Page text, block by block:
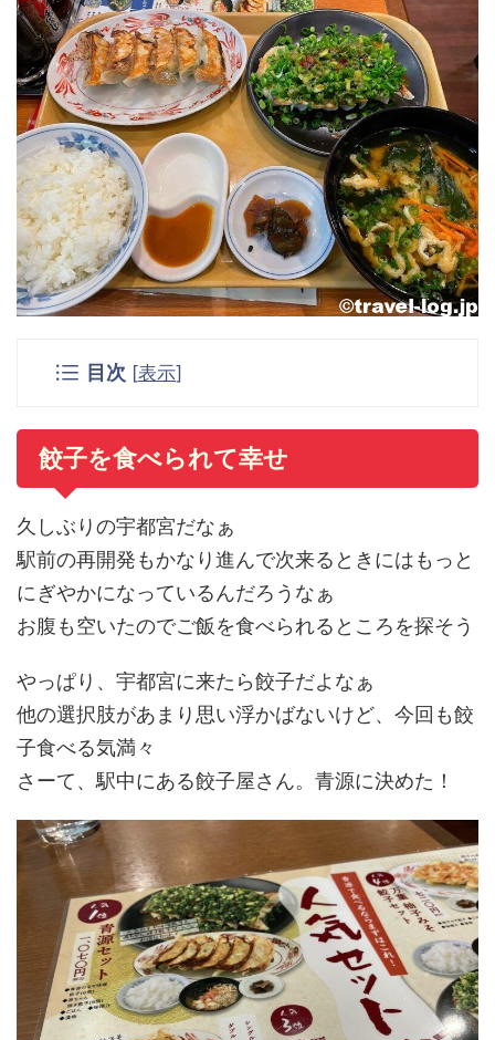
目次 [表示]
餃子を食べられて幸せ
久しぶりの宇都宮だなぁ
駅前の再開発もかなり進んで次来るときにはもっと
にぎやかになっているんだろうなぁ
お腹も空いたのでご飯を食べられるところを探そう
やっぱり、宇都宮に来たら餃子だよなぁ
他の選択肢があまり思い浮かばないけど、今回も餃
子食べる気満々
さーて、駅中にある餃子屋さん。青源に決めた！